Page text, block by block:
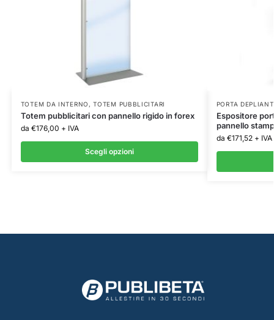
TOTEM DA INTERNO ,TOTEM PUBBLICITARI
Totem pubblicitari con pannello rigido in forex
da €176,00 + IVA
Scegli opzioni
PORTA
Espositore
pannello
da €171,52 + IVA